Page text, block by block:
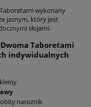
wykonany
jasnym, który jest
słojami.
Taboretami
indywidualnych
narożnik